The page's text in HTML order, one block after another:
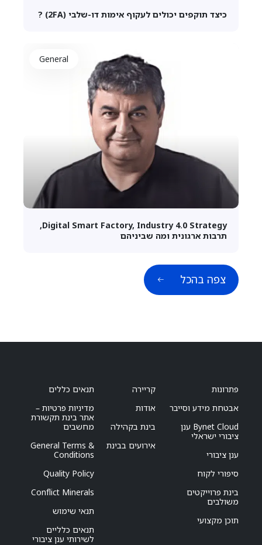
כיצד תוקפים יכולים לעקוף אימות דו-שלבי (2FA
) ?
General
Digital Smart Factory, Industry 4.0 Strategy,
תרבות ארגונית ומה שביניהם
צפה בהכל
פתרונות
אבטחת מידע וסייבר
Bynet Cloud ענן
ציבורי ישראלי
ענן ציבורי
סיפורי לקוח
בינת פרוייקטים
משולבים
תוכן מקצועי
קריירה
אודות
בינת בקהילה
אירועים בבינת
תנאים כללים
מדיניות פרטיות –
אתר בינת תקשורת
מחשבים
General Terms &
Conditions
Quality Policy
Conflict Minerals
תנאי שימוש
תנאים כלליים
לשירותי ענן ציבורי